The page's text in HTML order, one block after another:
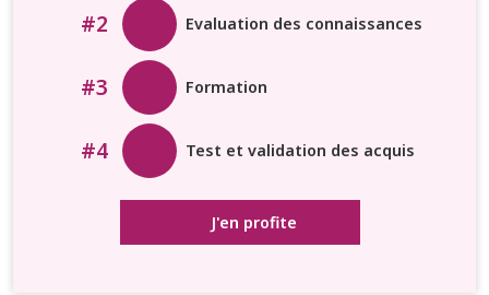
#2 Evaluation des connaissances
#3 Formation
#4 Test et validation des acquis
J'en profite